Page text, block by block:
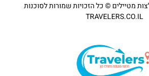
מטיילים © כל הזכויות שמורות לסוכנות
TRAVELERS.CO.IL